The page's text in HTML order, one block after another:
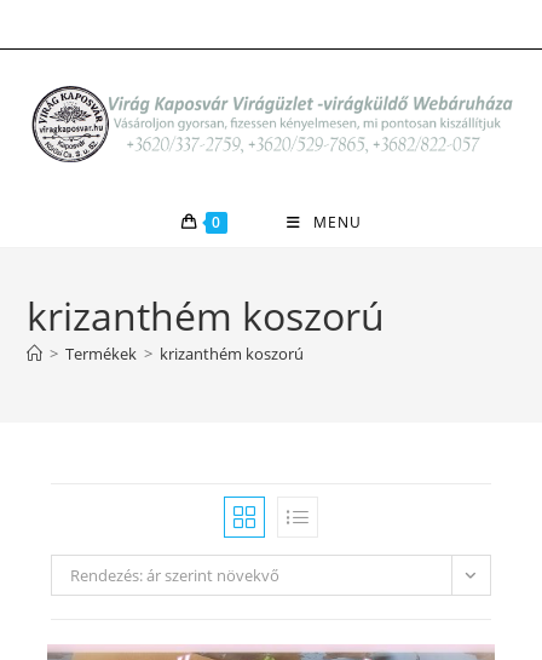
to
0 MENU
krizanthém koszorú
> Termékek > krizanthém koszorú
Rendezés: ár szerint növekvő